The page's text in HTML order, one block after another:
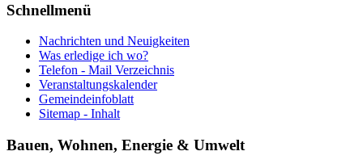
Schnellmenü
Nachrichten und Neuigkeiten
Was erledige ich wo?
Telefon - Mail Verzeichnis
Veranstaltungskalender
Gemeindeinfoblatt
Sitemap - Inhalt
Bauen, Wohnen, Energie & Umwelt